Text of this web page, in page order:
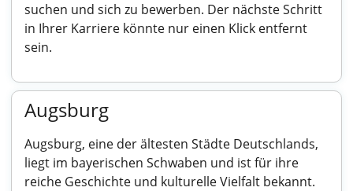
suchen und sich zu bewerben. Der nächste Schritt
in Ihrer Karriere könnte nur einen Klick entfernt
sein.
Augsburg
Augsburg, eine der ältesten Städte Deutschlands,
liegt im bayerischen Schwaben und ist für ihre
reiche Geschichte und kulturelle Vielfalt bekannt.